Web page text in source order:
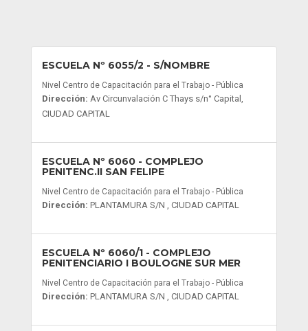
ESCUELA Nº 6055/2 - S/NOMBRE
Nivel Centro de Capacitación para el Trabajo - Pública
Dirección: Av Circunvalación C Thays s/n° Capital,
CIUDAD CAPITAL
ESCUELA Nº 6060- COMPLEJO
PENITENC.II SAN FELIPE
Nivel Centro de Capacitación para el Trabajo - Pública
Dirección: PLANTAMURA S/N , CIUDAD CAPITAL
ESCUELA Nº 6060/1- COMPLEJO
PENITENCIARIO I BOULOGNE SUR MER
Nivel Centro de Capacitación para el Trabajo - Pública
Dirección: PLANTAMURA S/N , CIUDAD CAPITAL